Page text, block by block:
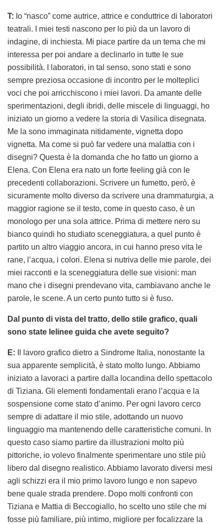
T: Io “nasco” come autrice, attrice e conduttrice di laboratori
teatrali. I miei testi nascono per lo più da un lavoro di
indagine, di inchiesta. Mi piace partire da un tema che mi
interessa per poi andare a declinarlo in tutte le sue
possibilità. I laboratori, in tal senso, sono stati e sono
sempre preziosa occasione di incontro per le molteplici
voci che poi arricchiscono i miei lavori. Da amante delle
sperimentazioni, degli ibridi, delle miscele di linguaggi, ho
iniziato un giorno a vedere la storia di Vasilica disegnata.
Me la sono immaginata nitidamente, vignetta dopo
vignetta. Ma come si può far vedere una malattia con i
disegni? Questa è la domanda che ho fatto un giorno a
Elena. Con Elena era nato un forte feeling già con le
precedenti collaborazioni. Scrivere un fumetto, però, è
sicuramente molto diverso da scrivere una drammaturgia, a
maggior ragione se il testo, come in questo caso, è un
monologo per una sola attrice. Prima di mettere nero su
bianco quindi ho studiato sceneggiatura, a quel punto è
partito un altro viaggio ancora, in cui hanno preso vita le
rane, l’acqua, i colori. Elena si nutriva delle mie parole, dei
miei racconti e la sceneggiatura delle sue visioni: man
mano che i disegni prendevano vita, cambiavano anche le
parole, le scene. A un certo punto tutto si è fuso.
Dal punto di vista del tratto, dello stile grafico, quali
sono state lelinee guida che avete seguito?
E: Il lavoro grafico dietro a Sindrome Italia, nonostante la
sua apparente semplicità, è stato molto lungo. Abbiamo
iniziato a lavoraci a partire dalla locandina dello spettacolo
di Tiziana. Gli elementi fondamentali erano l’acqua e la
sospensione come stato d’animo. Per ogni lavoro cerco
sempre di adattare il mio stile, adottando un nuovo
linguaggio ma mantenendo delle caratteristiche comuni. In
questo caso siamo partire da illustrazioni molto più
pittoriche, io volevo finalmente sperimentare uno stile più
libero dal disegno realistico. Abbiamo lavorato diversi mesi
agli schizzi era il mio primo lavoro lungo e non sapevo
bene quale strada prendere. Dopo molti confronti con
Tiziana e Mattia di Beccogiallo, ho scelto uno stile che mi
fosse più familiare, più intimo, migliore per focalizzare la